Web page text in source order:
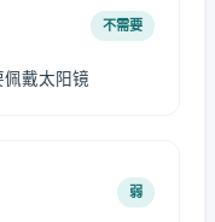
不需要
戴太阳镜
弱